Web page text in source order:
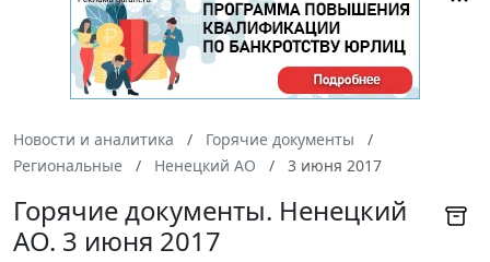
Новости и аналитика
Горячие документы
Региональные
Ненецкий АО 3 июня 2017
Горячие документы. Ненецкий
АО. 3 июня 2017